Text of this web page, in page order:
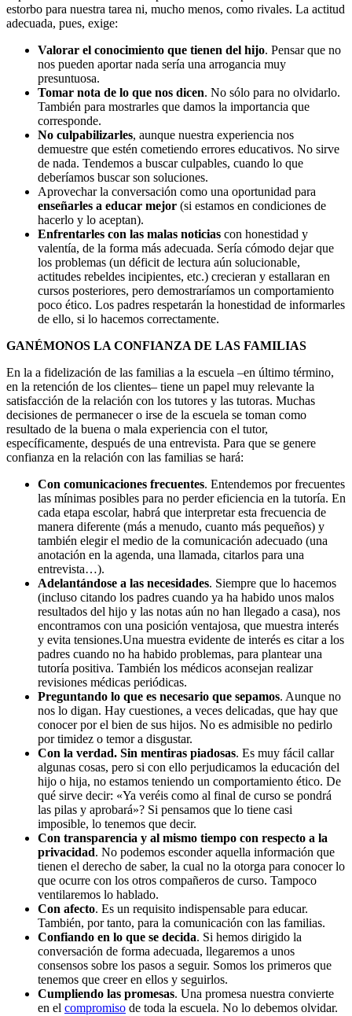
estorbo para nuestra tarea ni, mucho menos, como rivales. La actitud
adecuada, pues, exige:
Valorar el conocimiento que tienen del hijo. Pensar que no
nos pueden aportar nada sería una arrogancia muy
presuntuosa.
Tomar nota de lo que nos dicen. No sólo para no olvidarlo.
También para mostrarles que damos la importancia que
corresponde.
No culpabilizarles, aunque nuestra experiencia nos
demuestre que estén cometiendo errores educativos. No sirve
de nada. Tendemos a buscar culpables, cuando lo que
deberíamos buscar son soluciones.
Aprovechar la conversación como una oportunidad para
enseñarles a educar mejor (si estamos en condiciones de
hacerlo y lo aceptan).
Enfrentarles con las malas noticias con honestidad y
valentía, de la forma más adecuada. Sería cómodo dejar que
los problemas (un déficit de lectura aún solucionable,
actitudes rebeldes incipientes, etc.) crecieran y estallaran en
cursos posteriores, pero demostraríamos un comportamiento
poco ético. Los padres respetarán la honestidad de informarles
de ello, si lo hacemos correctamente.
GANÉMONOS LA CONFIANZA DE LAS FAMILIAS
En la a fidelización de las familias a la escuela –en último término,
en la retención de los clientes– tiene un papel muy relevante la
satisfacción de la relación con los tutores y las tutoras. Muchas
decisiones de permanecer o irse de la escuela se toman como
resultado de la buena o mala experiencia con el tutor,
específicamente, después de una entrevista. Para que se genere
confianza en la relación con las familias se hará:
Con comunicaciones frecuentes. Entendemos por frecuentes
las mínimas posibles para no perder eficiencia en la tutoría. En
cada etapa escolar, habrá que interpretar esta frecuencia de
manera diferente (más a menudo, cuanto más pequeños) y
también elegir el medio de la comunicación adecuado (una
anotación en la agenda, una llamada, citarlos para una
entrevista…).
Adelantándose a las necesidades. Siempre que lo hacemos
(incluso citando los padres cuando ya ha habido unos malos
resultados del hijo y las notas aún no han llegado a casa), nos
encontramos con una posición ventajosa, que muestra interés
y evita tensiones.Una muestra evidente de interés es citar a los
padres cuando no ha habido problemas, para plantear una
tutoría positiva. También los médicos aconsejan realizar
revisiones médicas periódicas.
Preguntando lo que es necesario que sepamos. Aunque no
nos lo digan. Hay cuestiones, a veces delicadas, que hay que
conocer por el bien de sus hijos. No es admisible no pedirlo
por timidez o temor a disgustar.
Con la verdad. Sin mentiras piadosas. Es muy fácil callar
algunas cosas, pero si con ello perjudicamos la educación del
hijo o hija, no estamos teniendo un comportamiento ético. De
qué sirve decir: «Ya veréis como al final de curso se pondrá
las pilas y aprobará»? Si pensamos que lo tiene casi
imposible, lo tenemos que decir.
Con transparencia y al mismo tiempo con respecto a la
privacidad. No podemos esconder aquella información que
tienen el derecho de saber, la cual no la otorga para conocer lo
que ocurre con los otros compañeros de curso. Tampoco
ventilaremos lo hablado.
Con afecto. Es un requisito indispensable para educar.
También, por tanto, para la comunicación con las familias.
Confiando en lo que se decida. Si hemos dirigido la
conversación de forma adecuada, llegaremos a unos
consensos sobre los pasos a seguir. Somos los primeros que
tenemos que creer en ellos y seguirlos.
Cumpliendo las promesas. Una promesa nuestra convierte
en el compromiso de toda la escuela. No lo debemos olvidar.